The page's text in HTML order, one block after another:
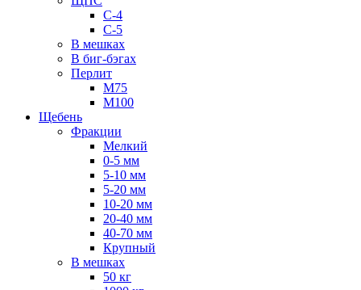
С-4
С-5
В мешках
В биг-бэгах
Перлит
М75
М100
Щебень
Фракции
Мелкий
0-5 мм
5-10 мм
5-20 мм
10-20 мм
20-40 мм
40-70 мм
Крупный
В мешках
50 кг